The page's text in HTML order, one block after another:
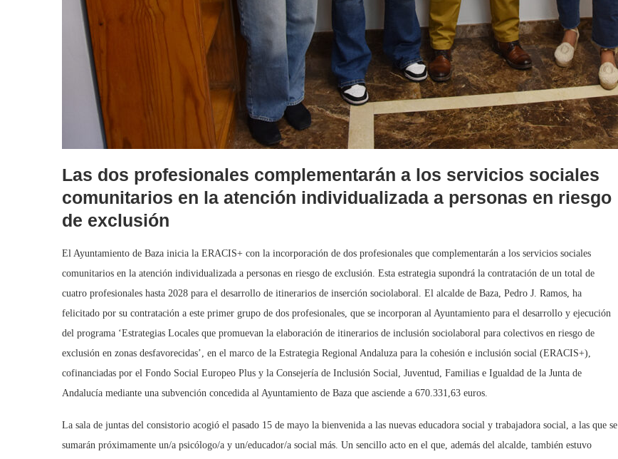
Las dos profesionales complementarán a los servicios sociales
comunitarios en la atención individualizada a personas en riesgo
de exclusión
El Ayuntamiento de Baza inicia la ERACIS+ con la incorporación de dos profesionales que complementarán a los servicios sociales
comunitarios en la atención individualizada a personas en riesgo de exclusión. Esta estrategia supondrá la contratación de un total de
cuatro profesionales hasta 2028 para el desarrollo de itinerarios de inserción sociolaboral. El alcalde de Baza, Pedro J. Ramos, ha
felicitado por su contratación a este primer grupo de dos profesionales, que se incorporan al Ayuntamiento para el desarrollo y ejecución
del programa ‘Estrategias Locales que promuevan la elaboración de itinerarios de inclusión sociolaboral para colectivos en riesgo de
exclusión en zonas desfavorecidas’, en el marco de la Estrategia Regional Andaluza para la cohesión e inclusión social (ERACIS+),
cofinanciadas por el Fondo Social Europeo Plus y la Consejería de Inclusión Social, Juventud, Familias e Igualdad de la Junta de
Andalucía mediante una subvención concedida al Ayuntamiento de Baza que asciende a 670.331,63 euros.
La sala de juntas del consistorio acogió el pasado 15 de mayo la bienvenida a las nuevas educadora social y trabajadora social, a las que se
sumarán próximamente un/a psicólogo/a y un/educador/a social más. Un sencillo acto en el que, además del alcalde, también estuvo